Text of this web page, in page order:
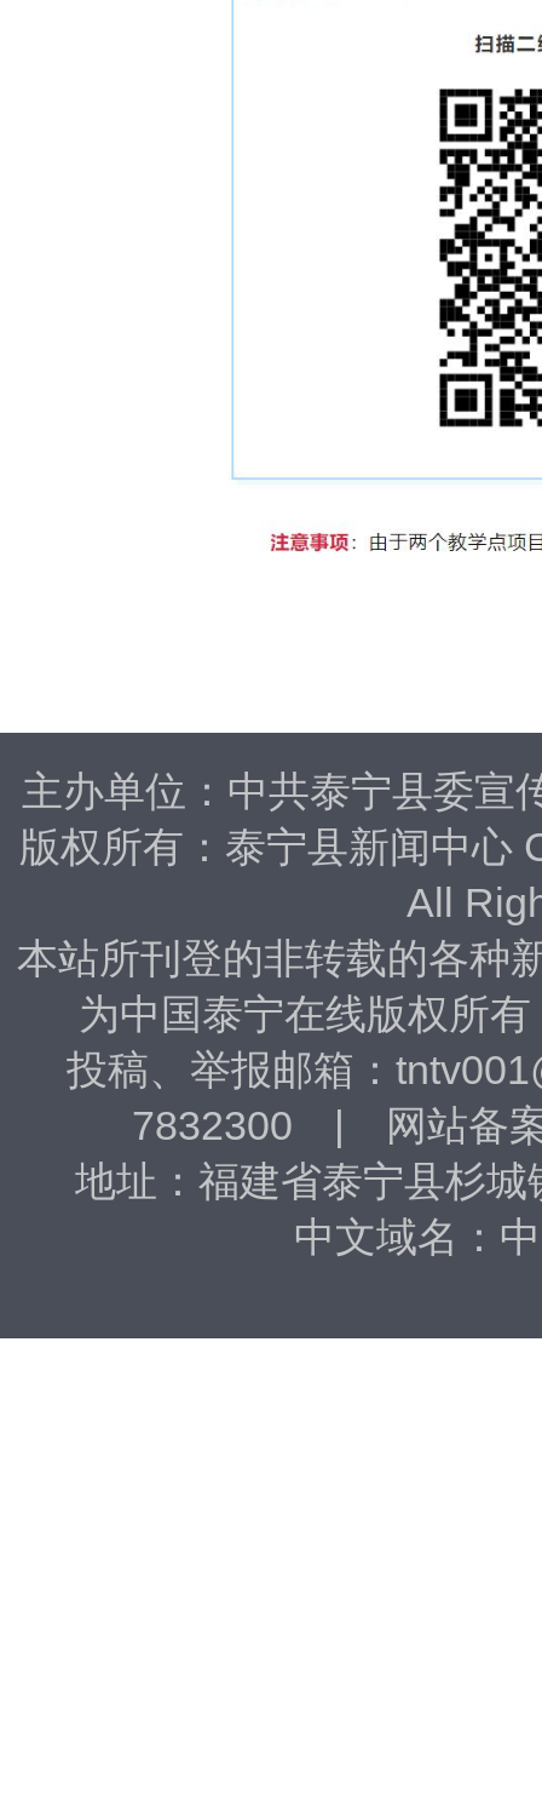
主办单位：中共泰宁县委
版权所有：泰宁县新闻中心
All
本站所刊登的非转载的各种
为中国泰宁在线版权所
投稿、​举报邮箱：
7832300 | 网站备
地址：福建省泰宁县杉
中文域名：